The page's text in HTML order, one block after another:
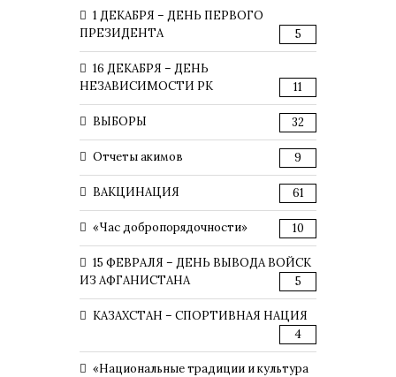
1 ДЕКАБРЯ – ДЕНЬ ПЕРВОГО
ПРЕЗИДЕНТА
5
16 ДЕКАБРЯ – ДЕНЬ
НЕЗАВИСИМОСТИ РК
11
ВЫБОРЫ 32
Отчеты акимов 9
ВАКЦИНАЦИЯ 61
«Час добропорядочности» 10
15 ФЕВРАЛЯ – ДЕНЬ ВЫВОДА ВОЙСК
ИЗ АФГАНИСТАНА
5
КАЗАХСТАН – СПОРТИВНАЯ НАЦИЯ
4
«Национальные традиции и культура